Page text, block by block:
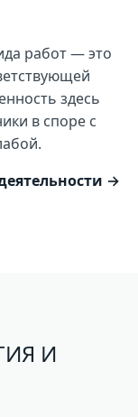
работ — это
здесь
в споре с
→
И